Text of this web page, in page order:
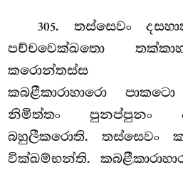
305. තස්සෙවං
පච්චවෙක්ඛතො
කරොන්තස්ස
කබළීකාරාහාරො
නිමිත්තං පුනප්පුනං
බහුලීකරොති. තස්සෙවං
වික්ඛම්භන්ති.